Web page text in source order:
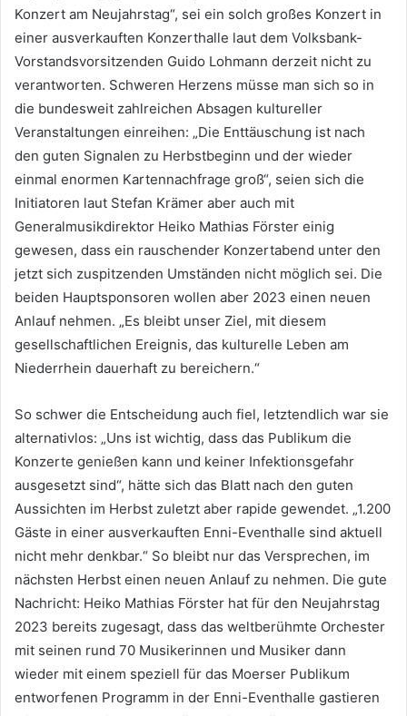
Konzert am Neujahrstag“, sei ein solch großes Konzert in
einer ausverkauften Konzerthalle laut dem Volksbank-
Vorstandsvorsitzenden Guido Lohmann derzeit nicht zu
verantworten. Schweren Herzens müsse man sich so in
die bundesweit zahlreichen Absagen kultureller
Veranstaltungen einreihen: „Die Enttäuschung ist nach
den guten Signalen zu Herbstbeginn und der wieder
einmal enormen Kartennachfrage groß“, seien sich die
Initiatoren laut Stefan Krämer aber auch mit
Generalmusikdirektor Heiko Mathias Förster einig
gewesen, dass ein rauschender Konzertabend unter den
jetzt sich zuspitzenden Umständen nicht möglich sei. Die
beiden Hauptsponsoren wollen aber 2023 einen neuen
Anlauf nehmen. „Es bleibt unser Ziel, mit diesem
gesellschaftlichen Ereignis, das kulturelle Leben am
Niederrhein dauerhaft zu bereichern.“
So schwer die Entscheidung auch fiel, letztendlich war sie
alternativlos: „Uns ist wichtig, dass das Publikum die
Konzerte genießen kann und keiner Infektionsgefahr
ausgesetzt sind“, hätte sich das Blatt nach den guten
Aussichten im Herbst zuletzt aber rapide gewendet. „1.200
Gäste in einer ausverkauften Enni-Eventhalle sind aktuell
nicht mehr denkbar.“ So bleibt nur das Versprechen, im
nächsten Herbst einen neuen Anlauf zu nehmen. Die gute
Nachricht: Heiko Mathias Förster hat für den Neujahrstag
2023 bereits zugesagt, dass das weltberühmte Orchester
mit seinen rund 70 Musikerinnen und Musiker dann
wieder mit einem speziell für das Moerser Publikum
entworfenen Programm in der Enni-Eventhalle gastieren